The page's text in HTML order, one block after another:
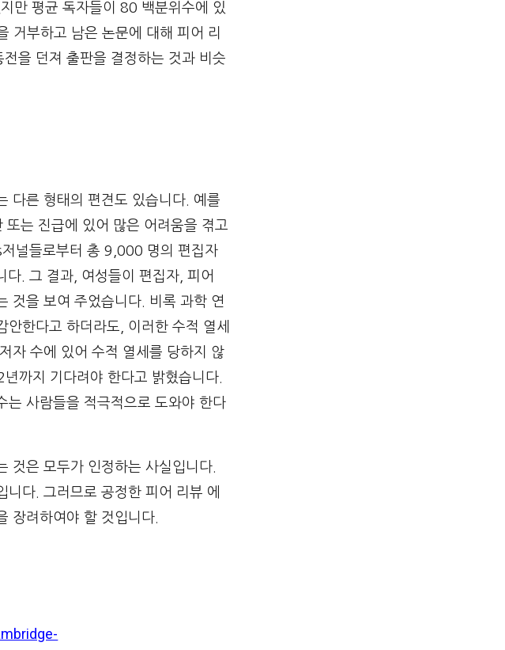
만 평균 독자들이 80 백분위수에 있
거부하고 남은 논문에 대해 피어 리
을 던져 출판을 결정하는 것과 비슷
다른 형태의 편견도 있습니다. 예를
는 진급에 있어 많은 어려움을 겪고
널들로부터 총 9,000 명의 편집자
. 그 결과, 여성들이 편집자, 피어
것을 보여 주었습니다. 비록 과학 연
한다고 하더라도, 이러한 수적 열세
자 수에 있어 수적 열세를 당하지 않
까지 기다려야 한다고 밝혔습니다.
는 사람들을 적극적으로 도와야 한다
것은 모두가 인정하는 사실입니다.
다. 그러므로 공정한 피어 리뷰 에
장려하여야 할 것입니다.